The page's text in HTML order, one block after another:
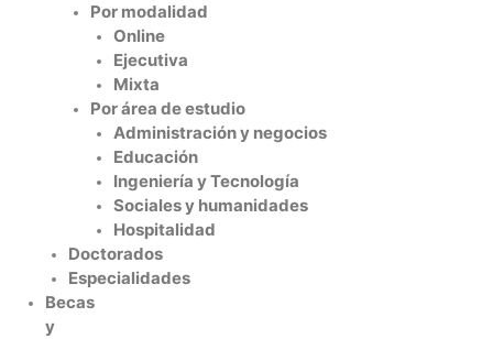
Por modalidad
Online
Ejecutiva
Mixta
Por área de estudio
Administración y negocios
Educación
Ingeniería y Tecnología
Sociales y humanidades
Hospitalidad
Doctorados
Especialidades
Becas
y